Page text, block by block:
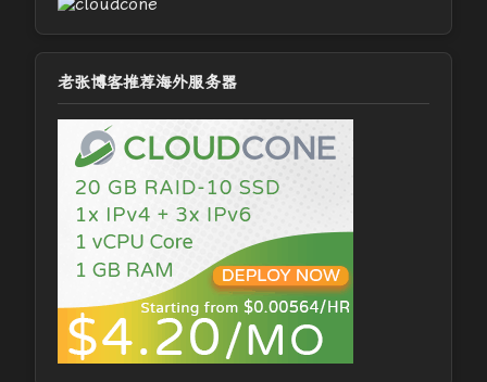
老张博客推荐海外服务器